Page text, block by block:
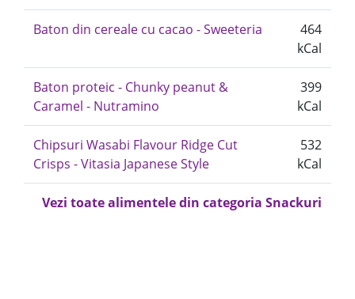
Baton din cereale cu cacao - Sweeteria
464
kCal
Baton proteic - Chunky peanut &
Caramel - Nutramino
399
kCal
Chipsuri Wasabi Flavour Ridge Cut
Crisps - Vitasia Japanese Style
532
kCal
Vezi toate alimentele din categoria Snackuri